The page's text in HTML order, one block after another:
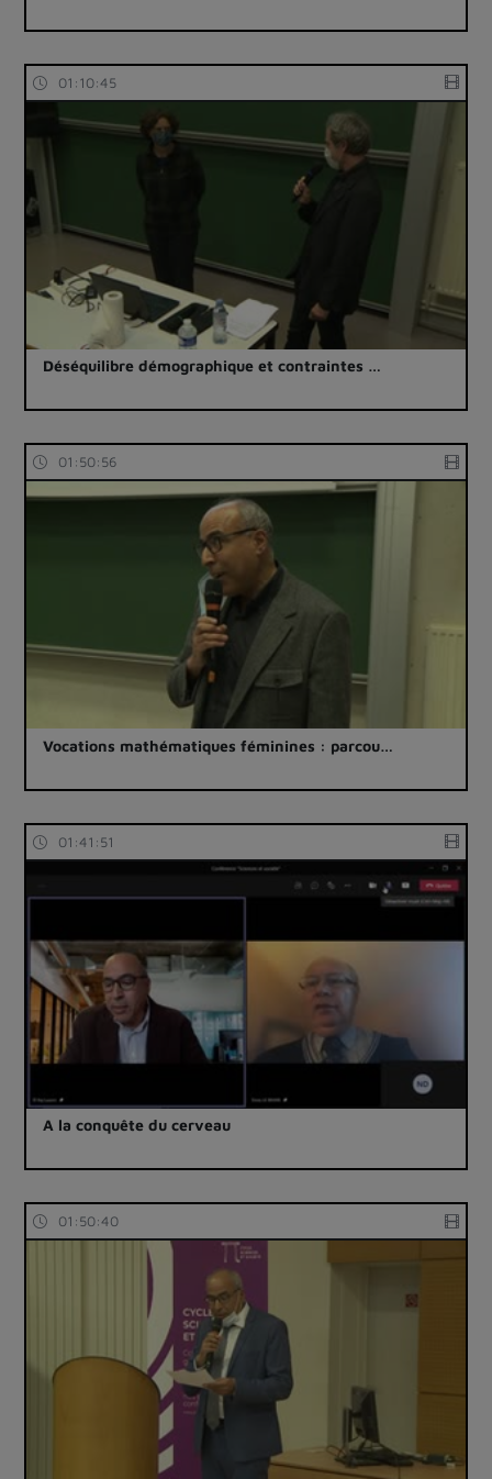
01:10:45
Déséquilibre démographique et contraintes …
01:50:56
Vocations mathématiques féminines : parcou…
01:41:51
A la conquête du cerveau
01:50:40